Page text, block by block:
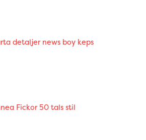
detaljer news boy keps
Fickor 50 tals stil